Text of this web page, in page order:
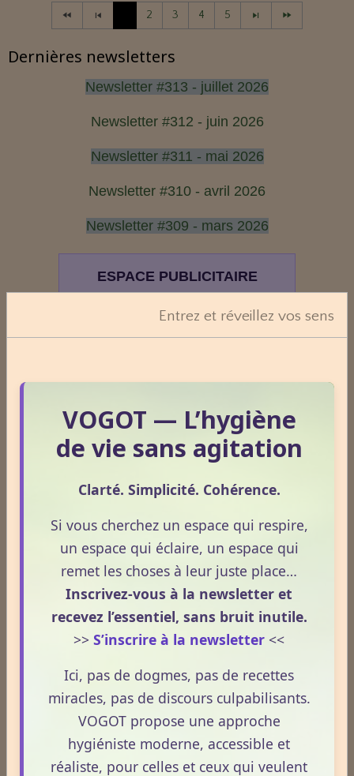
2 3 4 5
Dernières newsletters
Newsletter #313 - juillet 2026
Newsletter #312 - juin 2026
Newsletter #311 - mai 2026
Newsletter #310 - avril 2026
Newsletter #309 - mars 2026
ESPACE PUBLICITAIRE
Format : 300 × 600 px
Dossiers
Entrez et réveillez vos sens
VOGOT — L’hygiène
de vie sans agitation
Clarté. Simplicité. Cohérence.
Si vous cherchez un espace qui respire,
un espace qui éclaire, un espace qui
remet les choses à leur juste place…
Inscrivez-vous à la newsletter et
recevez l’essentiel, sans bruit inutile.
>> S’inscrire à la newsletter <<
Ici, pas de dogmes, pas de recettes
miracles, pas de discours culpabilisants.
VOGOT propose une approche
hygiéniste moderne, accessible et
réaliste, pour celles et ceux qui veulent